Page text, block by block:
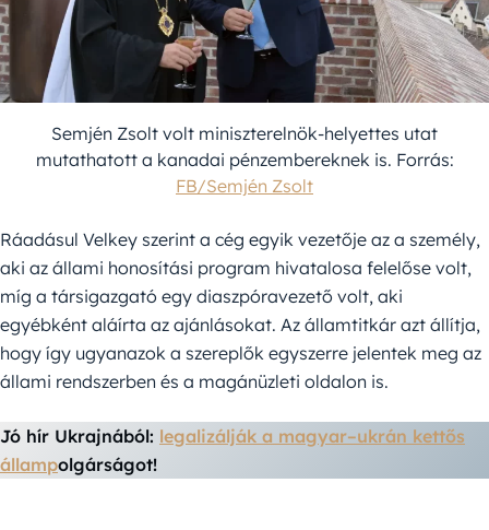
Semjén Zsolt volt miniszterelnök-helyettes utat
mutathatott a kanadai pénzembereknek is. Forrás:
FB/Semjén Zsolt
Ráadásul Velkey szerint a cég egyik vezetője az a személy,
aki az állami honosítási program hivatalosa felelőse volt,
míg a társigazgató egy diaszpóravezető volt, aki
egyébként aláírta az ajánlásokat. Az államtitkár azt állítja,
hogy így ugyanazok a szereplők egyszerre jelentek meg az
állami rendszerben és a magánüzleti oldalon is.
Jó hír Ukrajnából: legalizálják a magyar–ukrán kettős
állampolgárságot!